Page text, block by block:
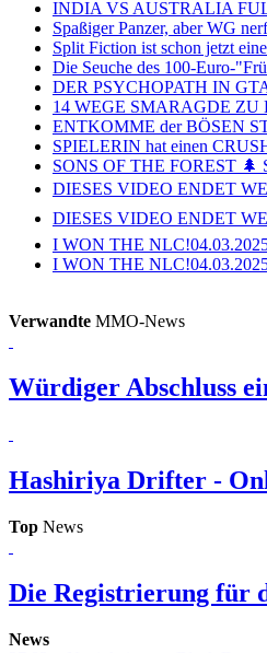
INDIA VS AUSTRALIA
Spaßiger Panzer, aber WG
Split Fiction ist schon jetzt
Die Seuche des 100-Euro-
DER PSYCHOPATH IN
14 WEGE SMARAGDE
ENTKOMME der BÖSEN
SPIELERIN hat einen
SONS OF THE FOREST 🌲
DIESES VIDEO ENDET
DIESES VIDEO ENDET
I WON THE NLC!
I WON THE NLC!
Verwandte MMO-News
Würdiger Abschluss
Hashiriya Drifter -
Top News
Die Registrierung für
News